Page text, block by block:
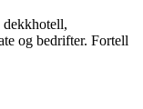
og bedrifter. Fortell